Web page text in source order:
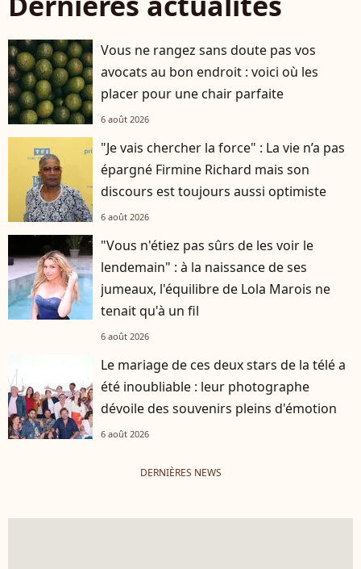
Vous ne rangez sans doute pas vos
avocats au bon endroit : voici où les
placer pour une chair parfaite
6 août 2026
"Je vais chercher la force" : La vie n’a pas
épargné Firmine Richard mais son
discours est toujours aussi optimiste
6 août 2026
"Vous n'étiez pas sûrs de les voir le
lendemain" : à la naissance de ses
jumeaux, l'équilibre de Lola Marois ne
tenait qu'à un fil
6 août 2026
Le mariage de ces deux stars de la télé a
été inoubliable : leur photographe
dévoile des souvenirs pleins d'émotion
6 août 2026
DERNIÈRES NEWS